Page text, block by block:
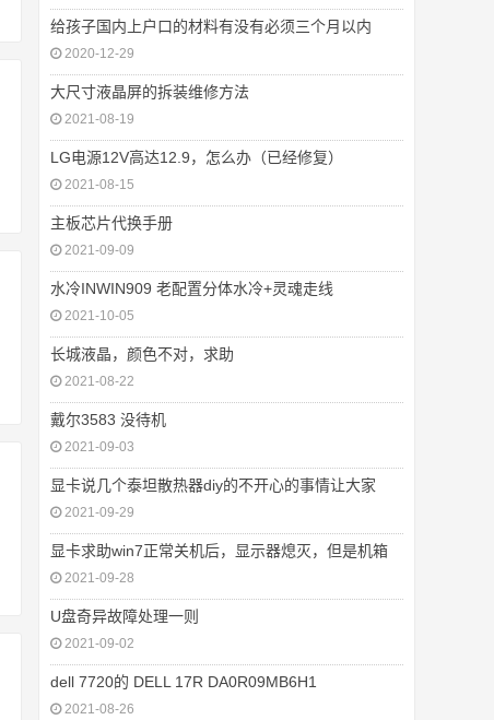
给孩子国内上户口的材料有没有必须三个月以内
2020-12-29
大尺寸液晶屏的拆装维修方法
2021-08-19
LG电源12V高达12.9，怎么办（已经修复）
2021-08-15
主板芯片代换手册
2021-09-09
水冷INWIN909 老配置分体水冷+灵魂走线
2021-10-05
长城液晶，颜色不对，求助
2021-08-22
戴尔3583 没待机
2021-09-03
显卡说几个泰坦散热器diy的不开心的事情让大家
2021-09-29
显卡求助win7正常关机后，显示器熄灭，但是机箱
2021-09-28
U盘奇异故障处理一则
2021-09-02
dell 7720的 DELL 17R DA0R09MB6H1
2021-08-26